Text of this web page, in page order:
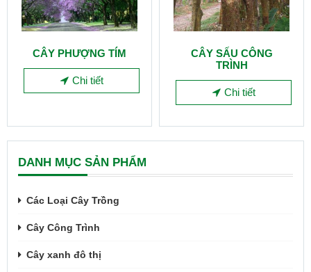
CÂY PHƯỢNG TÍM
Chi tiết
CÂY SẤU CÔNG
TRÌNH
Chi tiết
DANH MỤC SẢN PHẨM
Các Loại Cây Trồng
Cây Công Trình
Cây xanh đô thị